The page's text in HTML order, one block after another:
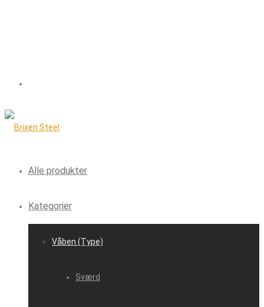
Alle produkter
Kategorier
Våben (Type)
Sværd